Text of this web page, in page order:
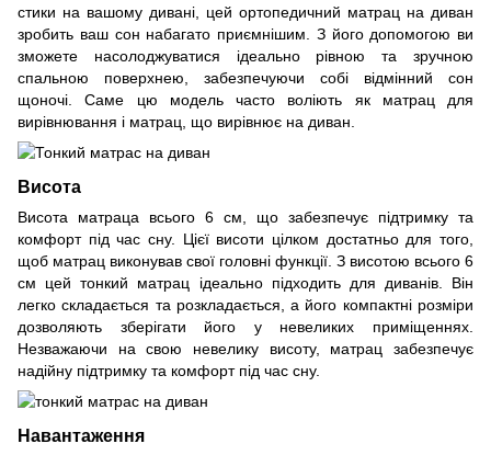
стики на вашому дивані, цей ортопедичний матрац на диван
зробить ваш сон набагато приємнішим. З його допомогою ви
зможете насолоджуватися ідеально рівною та зручною
спальною поверхнею, забезпечуючи собі відмінний сон
щоночі. Саме цю модель часто воліють як матрац для
вирівнювання і матрац, що вирівнює на диван.
Висота
Висота матраца всього 6 см, що забезпечує підтримку та
комфорт під час сну. Цієї висоти цілком достатньо для того,
щоб матрац виконував свої головні функції. З висотою всього 6
см цей тонкий матрац ідеально підходить для диванів. Він
легко складається та розкладається, а його компактні розміри
дозволяють зберігати його у невеликих приміщеннях.
Незважаючи на свою невелику висоту, матрац забезпечує
надійну підтримку та комфорт під час сну.
Навантаження